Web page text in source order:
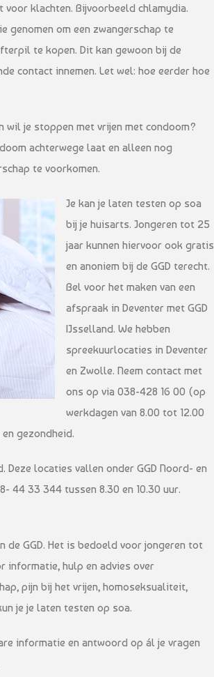
klachten. Bijvoorbeeld chlamydia.
genomen om een zwangerschap te
te kopen. Dit kan gewoon bij de
contact innemen. Let wel: hoe eerder hoe
wil je stoppen met vrijen met condoom?
achterwege laat en alleen nog
te voorkomen.
Je kan je laten testen op soa
bij je huisarts. Jongeren tot 25
jaar kunnen hiervoor ook gratis
en anoniem bij de GGD terecht.
Bel voor het maken van een
afspraak in Deventer met GGD
IJsselland. We hebben
spreekuurlocaties in Deventer
en Zwolle. Neem contact met
ons op via 038-428 16 00 (op
werkdagen van 8.00 tot 12.00
gezondheid.
Deze locaties vallen onder GGD Noord- en
44 33 344 tussen 8.30 en 10.30 uur.
de GGD. Het is bedoeld voor jongeren tot
informatie, hulp en advies over
pijn bij het vrijen, homoseksualiteit,
je je laten testen op soa.
informatie en antwoord op ál je vragen